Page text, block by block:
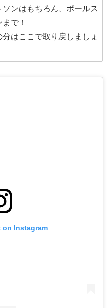
ソンはもちろん、ポールス
で！
はここで取り戻しましょ
on Instagram